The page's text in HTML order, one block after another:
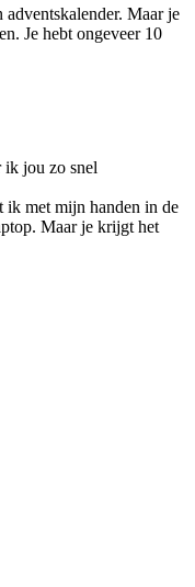
adventskalender. Maar je
Je hebt ongeveer 10
ik jou zo snel
ik met mijn handen in de
Maar je krijgt het